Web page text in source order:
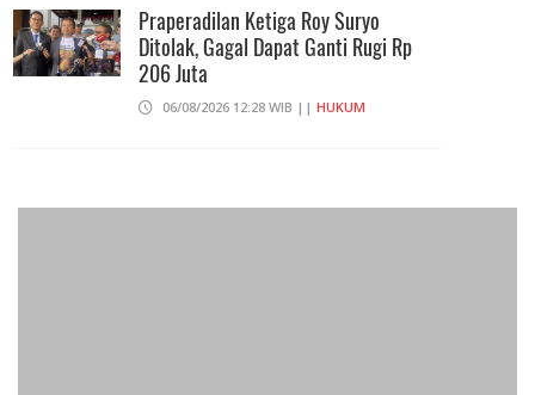
Praperadilan Ketiga Roy Suryo
Ditolak, Gagal Dapat Ganti Rugi Rp
206 Juta
06/08/2026 12:28 WIB || HUKUM
SPPG Karangturi